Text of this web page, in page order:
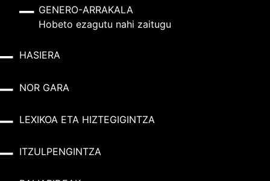
GENERO-ARRAKALA
Hobeto ezagutu nahi zaitugu
HASIERA
NOR GARA
LEXIKOA ETA HIZTEGIGINTZA
ITZULPENGINTZA